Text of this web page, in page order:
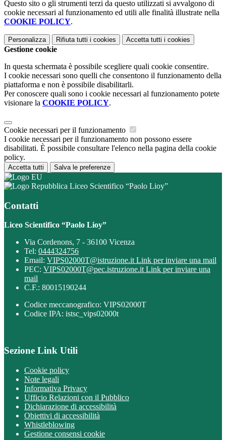
Questo sito o gli strumenti terzi da questo utilizzati si avvalgono di
cookie necessari al funzionamento ed utili alle finalità illustrate nella
COOKIE POLICY.
Personalizza Rifiuta tutti i cookies Accetta tutti i cookies
Gestione cookie
In questa schermata è possibile scegliere quali cookie consentire.
I cookie necessari sono quelli che consentono il funzionamento della
piattaforma e non è possibile disabilitarli.
Per conoscere quali sono i cookie necessari al funzionamento potete
visionare la COOKIE POLICY.
Cookie necessari per il funzionamento
I cookie necessari per il funzionamento non possono essere
disabilitati. È possibile consultare l'elenco nella pagina della cookie
policy.
Accetta tutti Salva le preferenze
Liceo Scientifico “Paolo Lioy”
Contatti
Liceo Scientifico “Paolo Lioy”
Via Cordenons, 7 - 36100 Vicenza
Tel: 0444324756
Email: VIPS02000T@istruzione.it Link per inviare una mail
PEC: VIPS02000T@pec.istruzione.it Link per inviare una
mail
C.F.: 80015190244
Codice meccanografico: VIPS02000T
Codice IPA: istsc_vips02000t
Sezione Link Utili
Cookie policy
Note legali
Informativa Privacy
Ufficio Relazioni con il Pubblico
Dichiarazione di accessibilità
Obiettivi di accessibilità
Whistleblowing
Gestione consensi cookie